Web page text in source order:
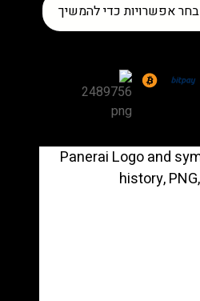
בחר אפשרויות כדי להמשיך